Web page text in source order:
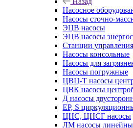
Насосное
Насосы сточно-
ЭЦВ насосы
ЭЦВ насосы
Станции
Насосы консольные
Насосы для
Насосы погружные
ЦВЦ-Т насосы
ЦВК насосы
Д насосы
EP, S
ЦНС, ЦНСГ насосы
ЛМ насосы